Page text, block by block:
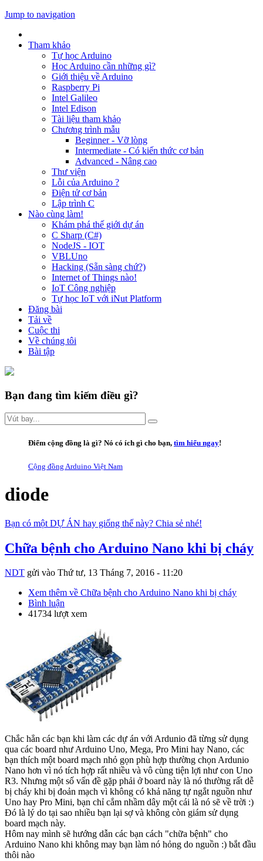
Jump to navigation
Tham khảo
Tự học Arduino
Học Arduino cần những gì?
Giới thiệu về Arduino
Raspberry Pi
Intel Galileo
Intel Edison
Tài liệu tham khảo
Chương trình mẫu
Beginner - Vỡ lòng
Intermediate - Có kiến thức cơ bản
Advanced - Nâng cao
Thư viện
Lỗi của Arduino ?
Điện tử cơ bản
Lập trình C
Nào cùng làm!
Khám phá thế giới dự án
C Sharp (C#)
NodeJS - IOT
VBLUno
Hacking (Sẵn sàng chứ?)
Internet of Things nào!
IoT Công nghiệp
Tự học IoT với iNut Platform
Đăng bài
Tải về
Cuộc thi
Về chúng tôi
Bài tập
Bạn đang tìm kiếm điều gì?
Điểm cộng đồng là gì? Nó có ích gì cho bạn, tìm hiểu ngay!
Cộng đồng Arduino Việt Nam
diode
Bạn có một DỰ ÁN hay giống thế này? Chia sẻ nhé!
Chữa bệnh cho Arduino Nano khi bị cháy
NDT gửi vào Thứ tư, 13 Tháng 7, 2016 - 11:20
Xem thêm về Chữa bệnh cho Arduino Nano khi bị cháy
Bình luận
41734 lượt xem
Chắc hẳn các bạn khi làm các dự án với Ardunio đã từng sử dụng
qua các board như Arduino Uno, Mega, Pro Mini hay Nano, các
bạn thích một board mạch nhỏ gọn phù hợp thường chọn Ardunio
Nano hơn vì nó tích hợp rất nhiều và vô cùng tiện lợi như con Uno
R3. Nhưng một số vấn đề gặp phải ở board này là nó thường rất dễ
bị cháy khi bị đoản mạch vì không có khả năng tự ngắt nguồn như
Uno hay Pro Mini, bạn chỉ cắm nhầm dây một cái là nó sẽ về trời :)
Đó là lý do tại sao nhiều bạn lại sợ và không còn giám sử dụng
board mạch này.
Hôm nay mình sẽ hướng dẫn các bạn cách "chữa bệnh" cho
Arduino Nano khi không may bạn làm nó hỏng do nguồn :) bắt đầu
thôi nào